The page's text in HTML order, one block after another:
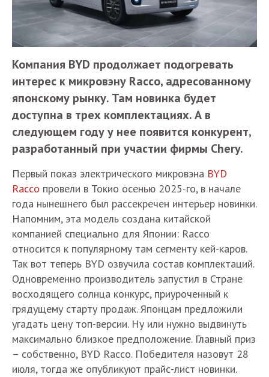
Компания BYD продолжает подогревать
интерес к микровэну Racco, адресованному
японскому рынку. Там новинка будет
доступна в трех комплектациях. А в
следующем году у нее появится конкурент,
разработанный при участии фирмы Chery.
Первый показ электрического микровэна BYD
Racco провели в Токио осенью 2025-го, в начале
года нынешнего был рассекречен интерьер новинки.
Напомним, эта модель создана китайской
компанией специально для Японии: Racco
относится к популярному там сегменту кей-каров.
Так вот теперь BYD озвучила состав комплектаций.
Одновременно производитель запустил в Стране
восходящего солнца конкурс, приуроченный к
грядущему старту продаж. Японцам предложили
угадать цену топ-версии. Ну или нужно выдвинуть
максимально близкое предположение. Главный приз
– собственно, BYD Racco. Победителя назовут 28
июля, тогда же опубликуют прайс-лист новинки.